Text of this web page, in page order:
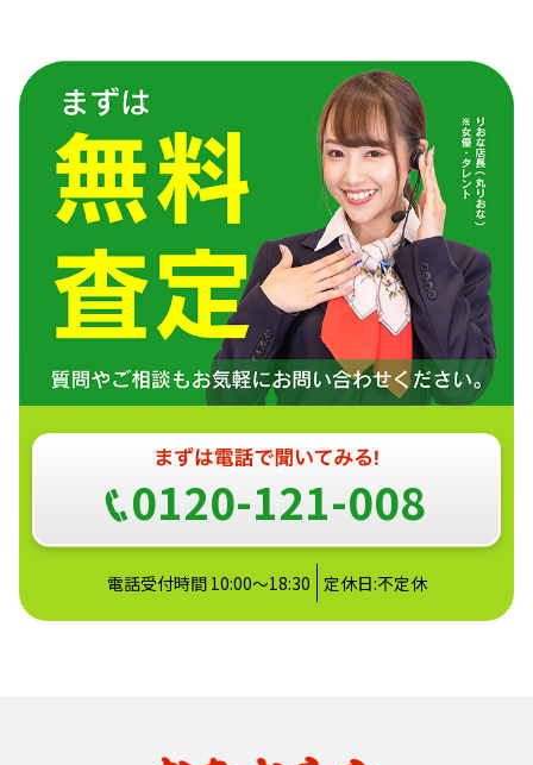
0120-121-008
電話受付時間 10:00～18:30 定休日:不定休